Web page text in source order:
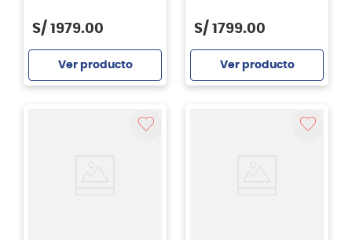
S/ 1979.00
Ver producto
S/ 1799.00
Ver producto